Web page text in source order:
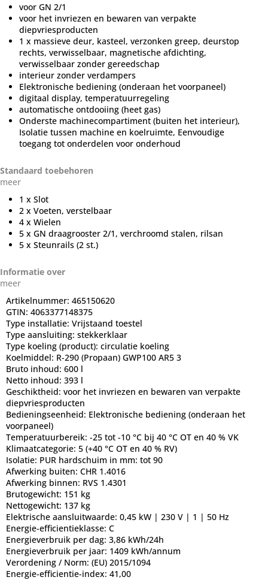
voor GN 2/1
voor het invriezen en bewaren van verpakte
diepvriesproducten
1 x massieve deur, kasteel, verzonken greep, deurstop
rechts, verwisselbaar, magnetische afdichting,
verwisselbaar zonder gereedschap
interieur zonder verdampers
Elektronische bediening (onderaan het voorpaneel)
digitaal display, temperatuurregeling
automatische ontdooiing (heet gas)
Onderste machinecompartiment (buiten het interieur),
Isolatie tussen machine en koelruimte, Eenvoudige
toegang tot onderdelen voor onderhoud
Standaard toebehoren
meer
1 x Slot
2 x Voeten, verstelbaar
4 x Wielen
5 x GN draagrooster 2/1, verchroomd stalen, rilsan
5 x Steunrails (2 st.)
Informatie over
meer
Artikelnummer: 465150620
GTIN: 4063377148375
Type installatie: Vrijstaand toestel
Type aansluiting: stekkerklaar
Type koeling (product): circulatie koeling
Koelmiddel: R-290 (Propaan) GWP100 AR5 3
Bruto inhoud: 600 l
Netto inhoud: 393 l
Geschiktheid: voor het invriezen en bewaren van verpakte
diepvriesproducten
Bedieningseenheid: Elektronische bediening (onderaan het
voorpaneel)
Temperatuurbereik: -25 tot -10 °C bij 40 °C OT en 40 % VK
Klimaatcategorie: 5 (+40 °C OT en 40 % RV)
Isolatie: PUR hardschuim in mm: tot 90
Afwerking buiten: CHR 1.4016
Afwerking binnen: RVS 1.4301
Brutogewicht: 151 kg
Nettogewicht: 137 kg
Elektrische aansluitwaarde: 0,45 kW | 230 V | 1 | 50 Hz
Energie-efficientieklasse: C
Energieverbruik per dag: 3,86 kWh/24h
Energieverbruik per jaar: 1409 kWh/annum
Verordening / Norm: (EU) 2015/1094
Energie-efficientie-index: 41,00